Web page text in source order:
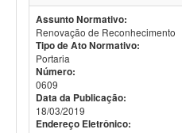
Assunto Normativo:
Renovação de Reconhecimento
Tipo de Ato Normativo:
Portaria
Número:
0609
Data da Publicação:
18/03/2019
Endereço Eletrônico: